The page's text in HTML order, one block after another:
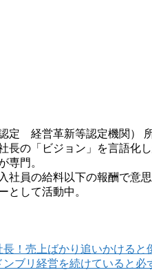
定 経営革新等認定機関）
長の「ビジョン」を言語化
専門。
社員の給料以下の報酬で意
として活動中。
長！売上ばかり追いかけると
ンブリ経営を続けていると必